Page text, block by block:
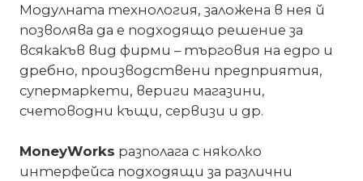
Модулната технология, заложена в нея й
позволява да е подходящо решение за
всякакъв вид фирми – търговия на едро и
дребно, производствени предприятия,
супермаркети, вериги магазини,
счетоводни къщи, сервизи и др.
MoneyWorks разполага с няколко
интерфейса подходящи за различни